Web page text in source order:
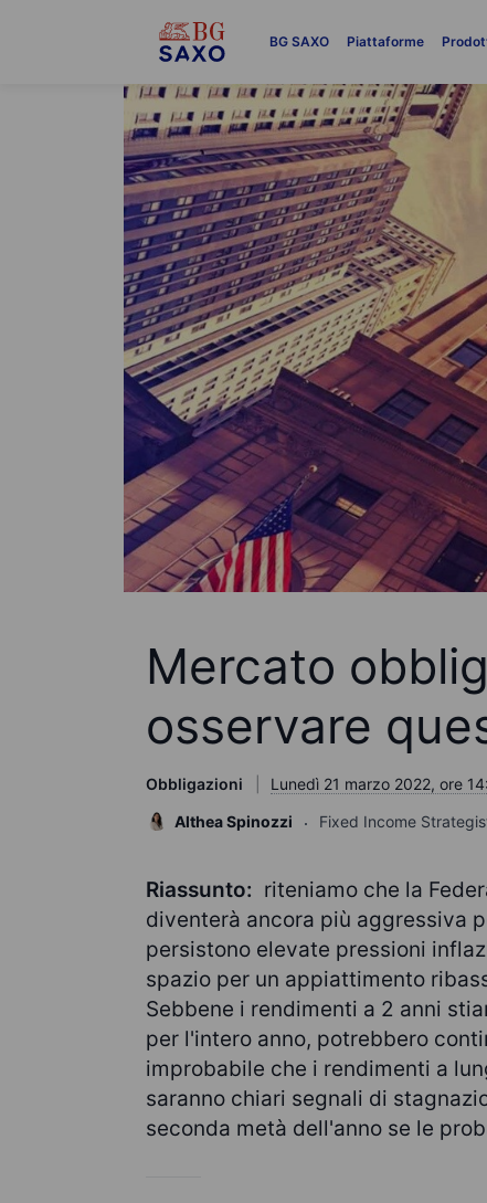
BG SAXO Piattaforme
Mercato
osservare
Obbligazioni
Lunedì 21 marzo 2022, ore
Althea Spinozzi
Fixed Income
Riassunto: riteniamo che la
diventerà ancora più aggressiva
persistono elevate pressioni
spazio per un appiattimento
Sebbene i rendimenti a 2 anni
per l'intero anno, potrebbero
improbabile che i rendimenti a
saranno chiari segnali di
seconda metà dell'anno se le